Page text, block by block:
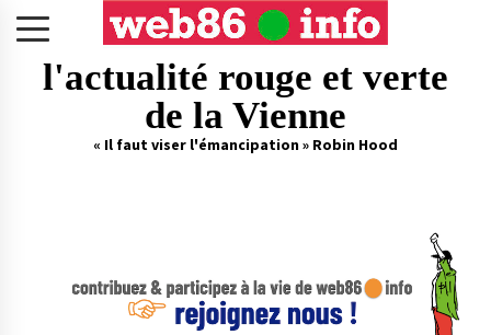
l'actualité rouge et verte
de la Vienne
« Il faut viser l'émancipation » Robin Hood